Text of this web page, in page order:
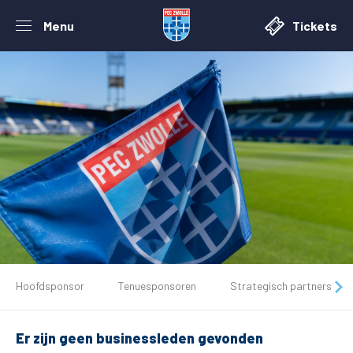
Menu Tickets
Tickets
Matchdays
Hoofdsponsor Tenuesponsoren Strategisch partners
Er zijn geen businessleden gevonden